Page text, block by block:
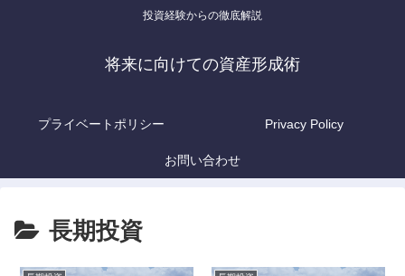
投資経験からの徹底解説
将来に向けての資産形成術
プライベートポリシー Privacy Policy
お問い合わせ
長期投資